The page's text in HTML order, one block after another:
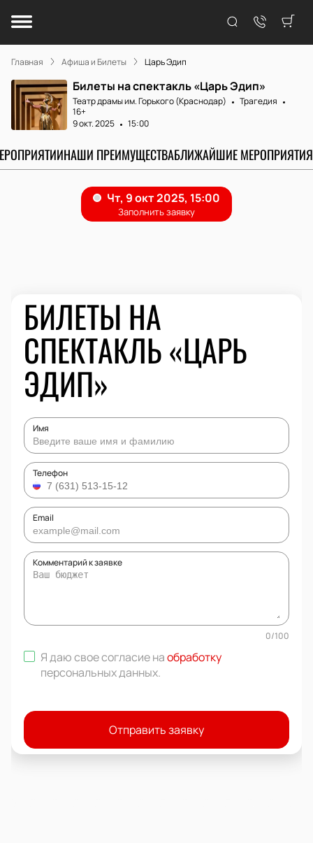
Главная Афиша и Билеты Царь Эдип
Билеты на спектакль «Царь Эдип»
Театр драмы им. Горького (Краснодар)
Трагедия
16+
9 окт. 2025
15:00
НАШИ ПРЕИМУЩЕСТВАБЛИЖАЙШИЕ МЕРОПРИЯТИЯ
БИЛЕТЫ НА
СПЕКТАКЛЬ «ЦАРЬ
ЭДИП»
Имя
Телефон
Email
Комментарий к заявке
0/100
Я даю свое согласие наобработку
персональных данных.
Отправить заявку